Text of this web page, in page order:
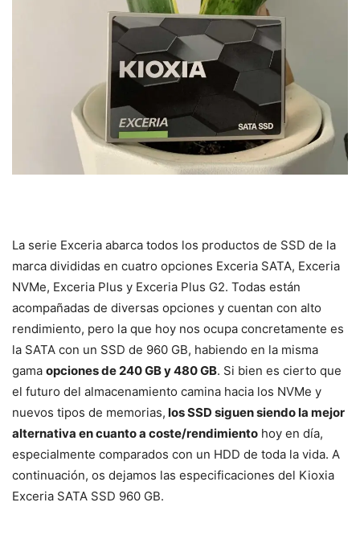
La serie Exceria abarca todos los productos de SSD de la
marca divididas en cuatro opciones Exceria SATA, Exceria
NVMe, Exceria Plus y Exceria Plus G2. Todas están
acompañadas de diversas opciones y cuentan con alto
rendimiento, pero la que hoy nos ocupa concretamente es
la SATA con un SSD de 960 GB, habiendo en la misma
gama opciones de 240 GB y 480 GB. Si bien es cierto que
el futuro del almacenamiento camina hacia los NVMe y
nuevos tipos de memorias, los SSD siguen siendo la mejor
alternativa en cuanto a coste/rendimiento hoy en día,
especialmente comparados con un HDD de toda la vida. A
continuación, os dejamos las especificaciones del Kioxia
Exceria SATA SSD 960 GB.